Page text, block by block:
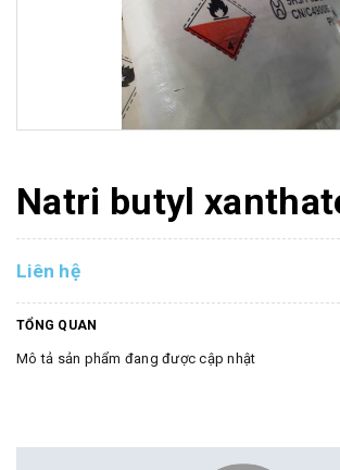
Natri butyl
Liên hệ
TỔNG QUAN
Mô tả sản phẩm đang được cập nhật